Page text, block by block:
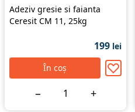
Adeziv gresie si faianta
Ceresit CM 11, 25kg
199 lei
În coș
− +